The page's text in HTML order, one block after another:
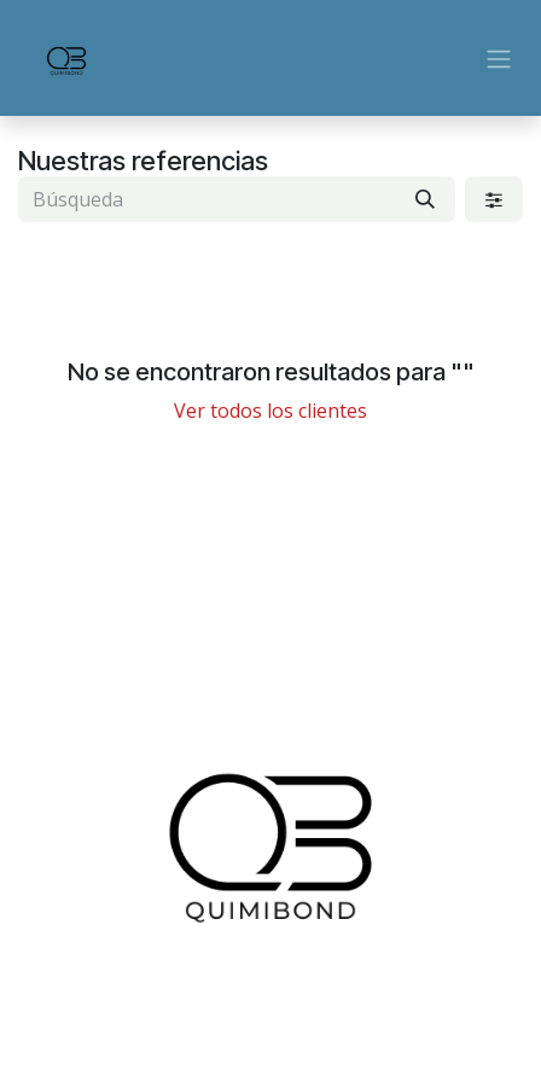
Nuestras referencias
No se encontraron resultados para ""
Ver todos los clientes